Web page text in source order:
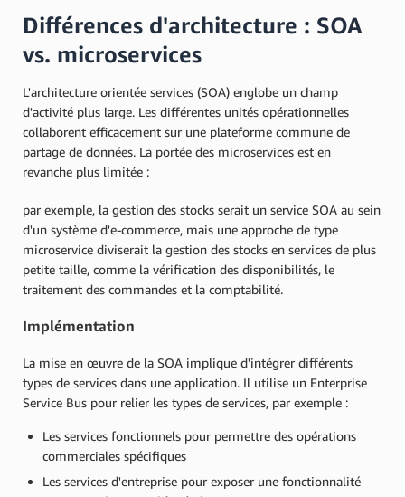
Différences d'architecture : SOA
vs. microservices
L'architecture orientée services (SOA) englobe un champ
d'activité plus large. Les différentes unités opérationnelles
collaborent efficacement sur une plateforme commune de
partage de données. La portée des microservices est en
revanche plus limitée :
par exemple, la gestion des stocks serait un service SOA au sein
d'un système d'e-commerce, mais une approche de type
microservice diviserait la gestion des stocks en services de plus
petite taille, comme la vérification des disponibilités, le
traitement des commandes et la comptabilité.
Implémentation
La mise en œuvre de la SOA implique d'intégrer différents
types de services dans une application. Il utilise un Enterprise
Service Bus pour relier les types de services, par exemple :
Les services fonctionnels pour permettre des opérations
commerciales spécifiques
Les services d'entreprise pour exposer une fonctionnalité